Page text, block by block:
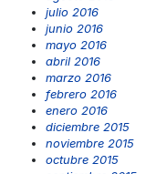
julio 2016
junio 2016
mayo 2016
abril 2016
marzo 2016
febrero 2016
enero 2016
diciembre 2015
noviembre 2015
octubre 2015